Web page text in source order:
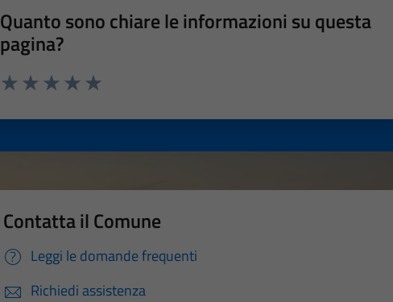
Quanto sono chiare le informazioni su questa
pagina?
Contatta il Comune
Leggi le domande frequenti
Richiedi assistenza